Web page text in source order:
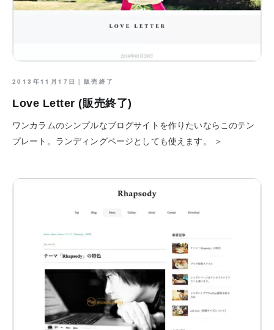
2013年11月17日｜ 販売終了
Love Letter (販売終了)
ワンカラムのシンプルなブログサイトを作りたいならこのテン
プレート。ランディングページとしても使えます。 ＞